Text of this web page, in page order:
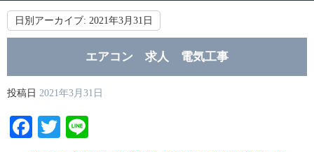
日別アーカイブ: 2021年3月31日
エアコン 求人 電気工事
投稿日 2021年3月31日
Facebook
Twitter